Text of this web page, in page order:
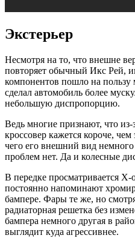
Экстерьер
Несмотря на то, что внешне
повторяет обычный Икс Рей,
компонентов пошло на
сделал автомобиль более
небольшую диспропорцию.
Ведь многие признают, что
кроссовер кажется короче, чем
чего его внешний вид
проблем нет. Да и колесные
В передке просматривается
постоянно напоминают
бампере. Фары те же, но
радиаторная решетка без
бампера немного другая в
выглядит куда агрессивнее.